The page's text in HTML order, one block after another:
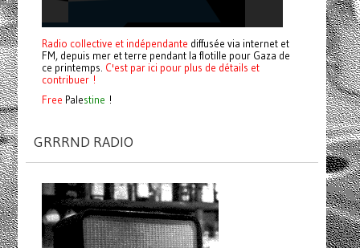
Radio collective et indépendante diffusée via internet et
FM, depuis mer et terre pendant la flotille pour Gaza de
ce printemps. C'est par ici pour plus de détails et
contribuer !
Free Palestine !
GRRRND RADIO